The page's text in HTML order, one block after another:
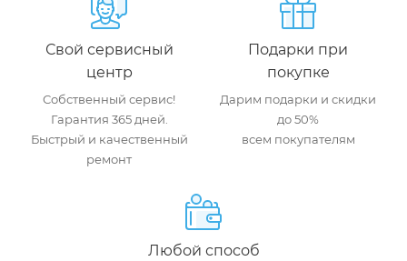
Свой сервисный
центр
Собственный сервис!
Гарантия 365 дней.
Быстрый и качественный
ремонт
Подарки при
покупке
Дарим подарки и скидки
до 50%
всем покупателям
Любой способ